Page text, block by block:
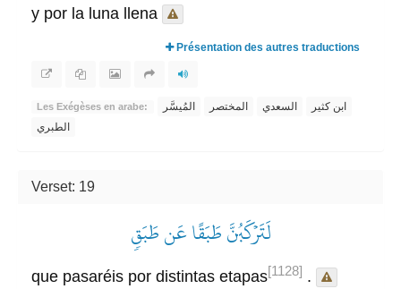
y por la luna llena
Présentation des autres traductions
Les Exégèses en arabe: المُيسَّر المختصر السعدي
ابن كثير
الطبري
Verset: 19
لَتَرۡكَبُنَّ طَبَقًا عَن طَبَقٖ
que pasaréis por distintas etapas[1128] .